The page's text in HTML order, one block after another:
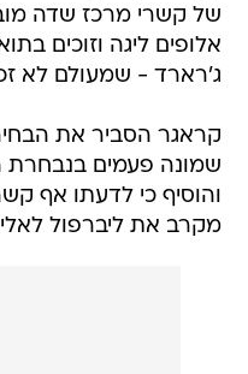
של קשרי מרכז שדה
אלופים ליגה וזוכים
ג'רארד - שמעולם לא
קראגר הסביר את
שמונה פעמים בנבחרת
והוסיף כי לדעתו אף
מקרב את ליברפול